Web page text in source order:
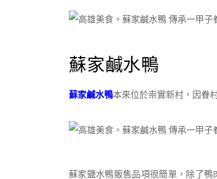
蘇家鹹水鴨
蘇家鹹水鴨本來位於崇實新村，因眷
蘇家鹽水鴨販售品項很簡單，除了